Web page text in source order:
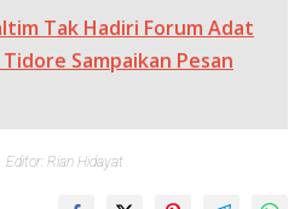
Tak Hadiri Forum Adat
Sampaikan Pesan
Editor: Rian Hidayat